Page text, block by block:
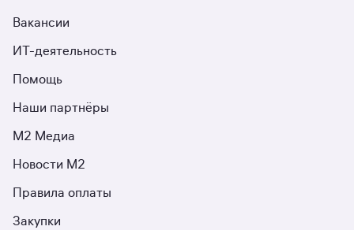
Вакансии
ИТ-деятельность
Помощь
Наши партнёры
М2 Медиа
Новости М2
Правила оплаты
Закупки